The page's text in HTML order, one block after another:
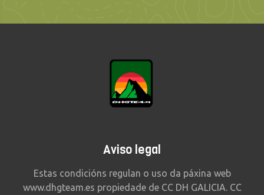
Aviso legal
Estas condicións regulan o uso da páxina web
www.dhgteam.es propiedade de CC DH GALICIA. CC